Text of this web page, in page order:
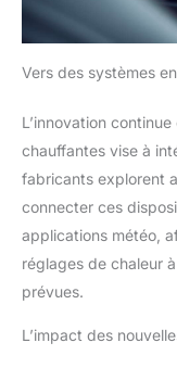
Vers des systèmes
L’innovation
chauffantes vise à
fabricants explorent
connecter ces
applications météo,
réglages de chaleur
prévues.
L’impact des